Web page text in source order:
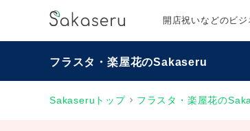
開店祝いなどのビジ
フラスタ・楽屋花のSakaseru
Sakaseruトップ フラスタ・楽屋花の